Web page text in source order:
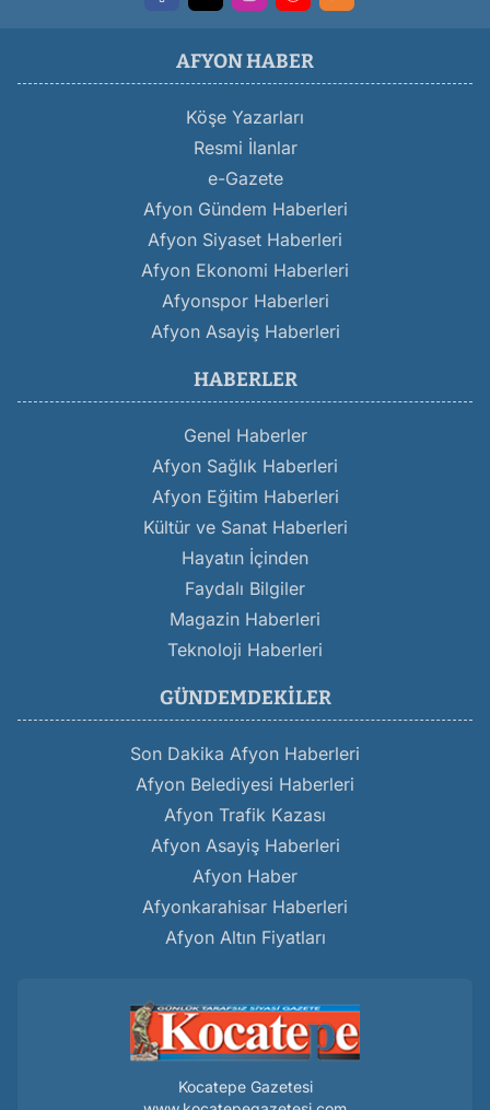
AFYON HABER
Köşe Yazarları
Resmi İlanlar
e-Gazete
Afyon Gündem Haberleri
Afyon Siyaset Haberleri
Afyon Ekonomi Haberleri
Afyonspor Haberleri
Afyon Asayiş Haberleri
HABERLER
Genel Haberler
Afyon Sağlık Haberleri
Afyon Eğitim Haberleri
Kültür ve Sanat Haberleri
Hayatın İçinden
Faydalı Bilgiler
Magazin Haberleri
Teknoloji Haberleri
GÜNDEMDEKILER
Son Dakika Afyon Haberleri
Afyon Belediyesi Haberleri
Afyon Trafik Kazası
Afyon Asayiş Haberleri
Afyon Haber
Afyonkarahisar Haberleri
Afyon Altın Fiyatları
Kocatepe Gazetesi